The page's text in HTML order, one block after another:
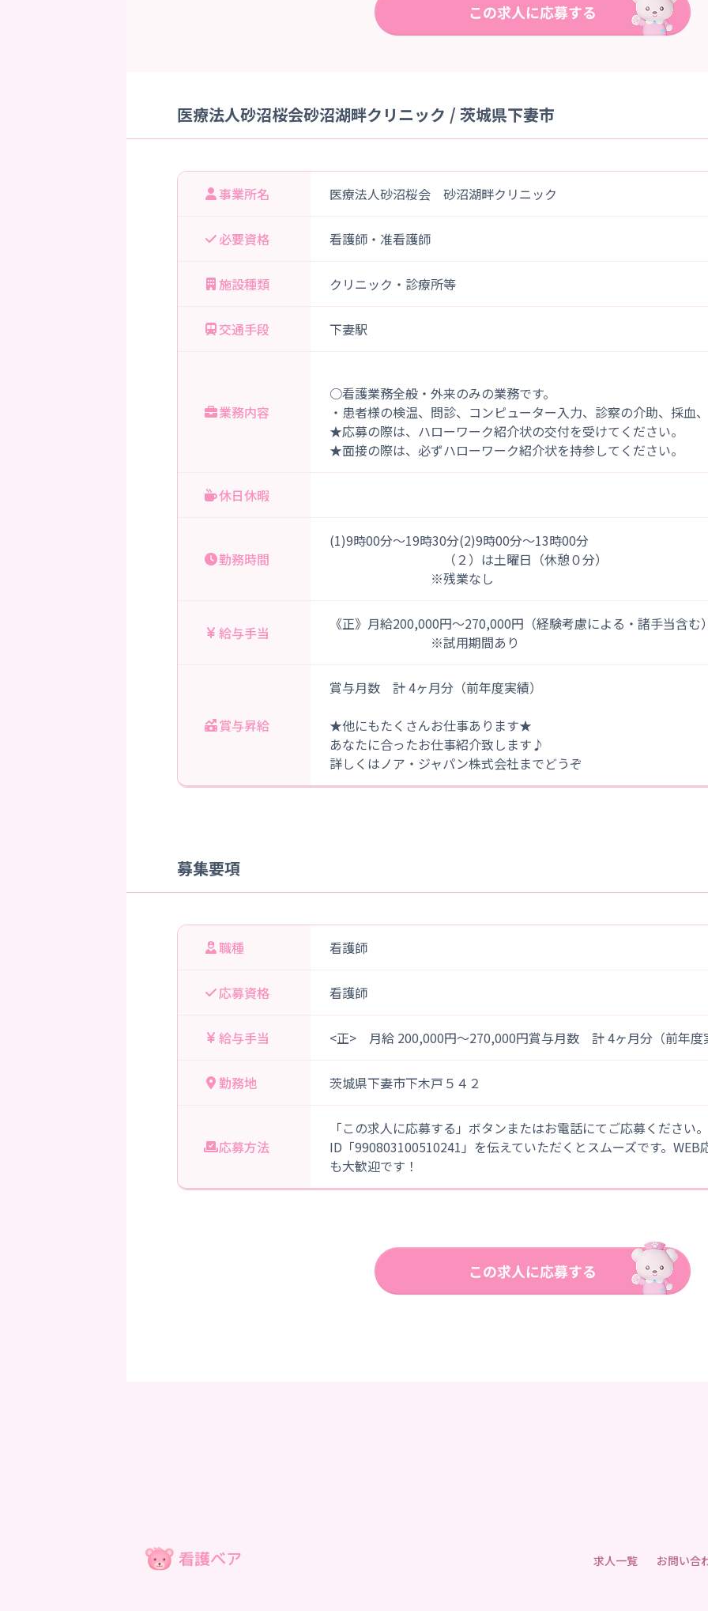
医療法人砂沼桜会砂沼湖畔クリニック / 茨城県下妻市
事業所名 医療法人砂沼桜会 砂沼湖畔クリニック
必要資格 看護師・准看護師
施設種類 クリニック・診療所等
交通手段 下妻駅
業務内容
○看護業務全般・外来のみの業務です。
・患者様の検温、問診、コンピューター入力、診察の介助、採血
★応募の際は、ハローワーク紹介状の交付を受けてください。
★面接の際は、必ずハローワーク紹介状を持参してください。
休日休暇
勤務時間
(1)9時00分～19時30分(2)9時00分～13時00分
（２）は土曜日（休憩０分）
※残業なし
給与手当
《正》月給200,000円～270,000円（経験考慮による・諸手当含む
※試用期間あり
賞与昇給
賞与月数 計 4ヶ月分（前年度実績）
★他にもたくさんお仕事あります★
あなたに合ったお仕事紹介致します♪
詳しくはノア・ジャパン株式会社までどうぞ
募集要項
職種 看護師
応募資格 看護師
給与手当 <正> 月給 200,000円～270,000円賞与月数 計 4ヶ月分（前年度
勤務地 茨城県下妻市下木戸５４２
応募方法
「この求人に応募する」ボタンまたはお電話にてご応募ください
ID「990803100510241」を伝えていただくとスムーズです。WEB
も大歓迎です！
求人一覧 お問い合